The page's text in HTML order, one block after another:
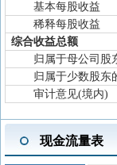
基本每股收益
稀释每股收益
综合收益总额
归属于母公司股
归属于少数股东
审计意见(境内)
现金流量表